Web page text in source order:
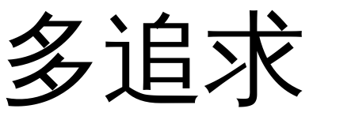
多追求